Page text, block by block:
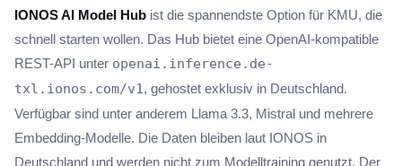
IONOS AI Model Hub ist die spannendste Option für KMU, die
schnell starten wollen. Das Hub bietet eine OpenAI-kompatible
REST-API unter openai.inference.de-
txl.ionos.com/v1, gehostet exklusiv in Deutschland.
Verfügbar sind unter anderem Llama 3.3, Mistral und mehrere
Embedding-Modelle. Die Daten bleiben laut IONOS in
Deutschland und werden nicht zum Modelltraining genutzt. Der